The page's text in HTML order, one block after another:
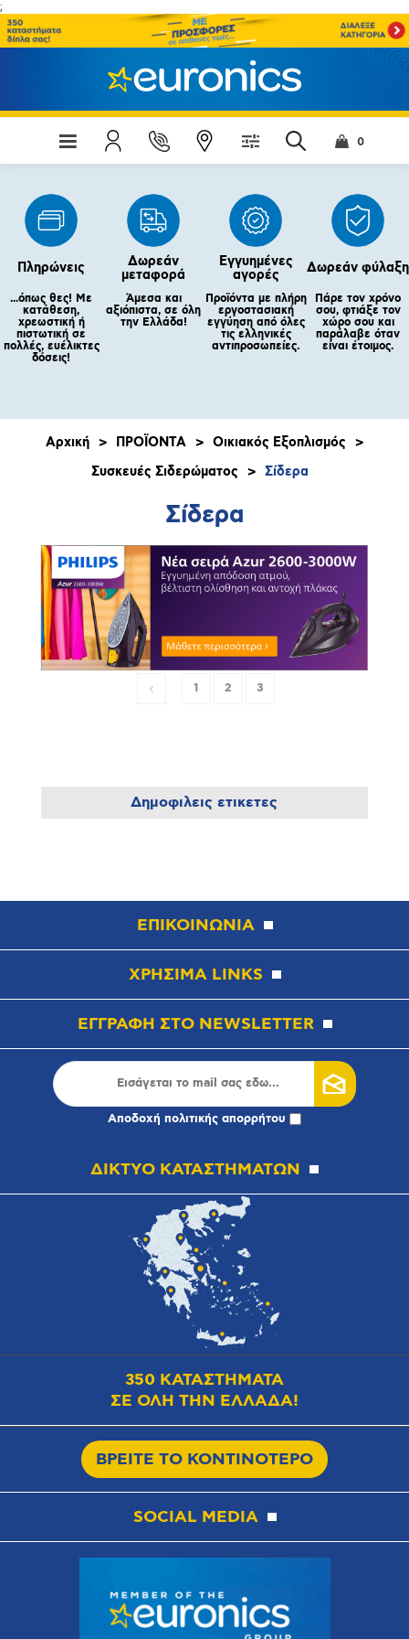
;
0
Πληρώνεις
...όπως θες! Με
κατάθεση,
χρεωστική ή
πιστωτική σε
πολλές, ευέλικτες
δόσεις!
Δωρεάν
μεταφορά
Άμεσα και
αξιόπιστα, σε όλη
την Ελλάδα!
Εγγυημένες
αγορές
Προϊόντα με πλήρη
εργοστασιακή
εγγύηση από όλες
τις ελληνικές
αντιπροσωπείες.
Δωρεάν φύλαξη
Πάρε τον χρόνο
σου, φτιάξε τον
χώρο σου και
παράλαβε όταν
είναι έτοιμος.
Αρχική > ΠΡΟΪΟΝΤΑ > Οικιακός Εξοπλισμός
>
Συσκευές Σιδερώματος
> Σίδερα
Σίδερα
1 2 3
Δημοφιλεις ετικετες
ΕΠΙΚΟΙΝΩΝΙΑ
ΧΡΗΣΙΜΑ LINKS
ΕΓΓΡΑΦΗ ΣΤΟ NEWSLETTER
Αποδοχή πολιτικής απορρήτου
ΔΙΚΤΥΟ ΚΑΤΑΣΤΗΜΑΤΩΝ
350 ΚΑΤΑΣΤΗΜΑΤΑ
ΣΕ ΟΛΗ ΤΗΝ ΕΛΛΑΔΑ!
ΒΡΕΙΤΕ ΤΟ ΚΟΝΤΙΝΟΤΕΡΟ
SOCIAL MEDIA